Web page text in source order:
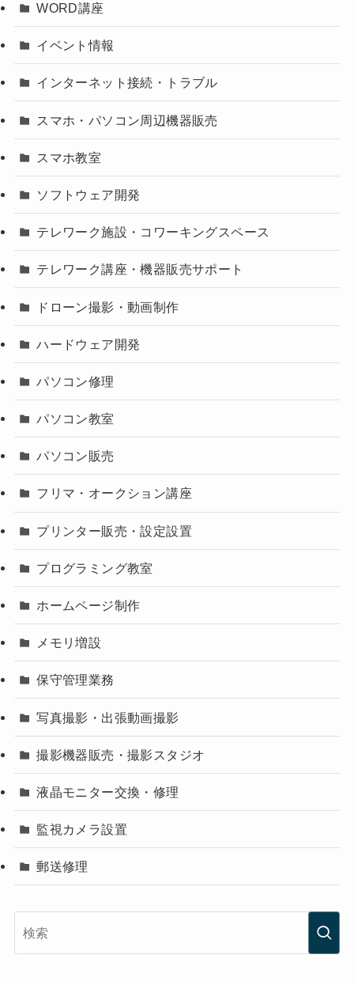
WORD講座
イベント情報
インターネット接続・トラブル
スマホ・パソコン周辺機器販売
スマホ教室
ソフトウェア開発
テレワーク施設・コワーキングスペース
テレワーク講座・機器販売サポート
ドローン撮影・動画制作
ハードウェア開発
パソコン修理
パソコン教室
パソコン販売
フリマ・オークション講座
プリンター販売・設定設置
プログラミング教室
ホームページ制作
メモリ増設
保守管理業務
写真撮影・出張動画撮影
撮影機器販売・撮影スタジオ
液晶モニター交換・修理
監視カメラ設置
郵送修理